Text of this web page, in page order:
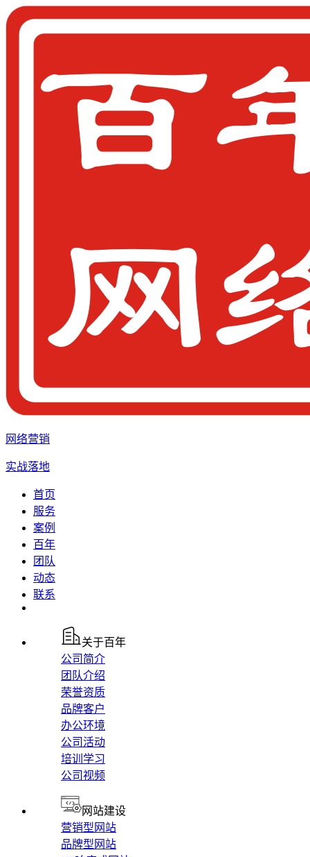
网络营销
实战落地
首页
服务
案例
百年
团队
动态
联系
关于百年
公司简介
团队介绍
荣誉资质
品牌客户
办公环境
公司活动
培训学习
公司视频
网站建设
营销型网站
品牌型网站